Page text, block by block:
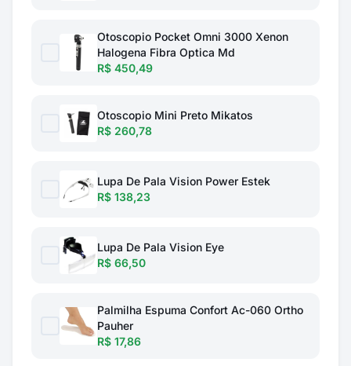
Otoscopio Pocket Omni 3000 Xenon
Halogena Fibra Optica Md
R$ 450,49
Otoscopio Mini Preto Mikatos
R$ 260,78
Lupa De Pala Vision Power Estek
R$ 138,23
Lupa De Pala Vision Eye
R$ 66,50
Palmilha Espuma Confort Ac-060 Ortho
Pauher
R$ 17,86